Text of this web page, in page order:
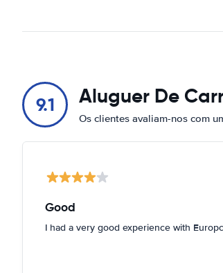
9.1 Aluguer De
Os clientes avaliam-nos com
Good
I had a very good experience with